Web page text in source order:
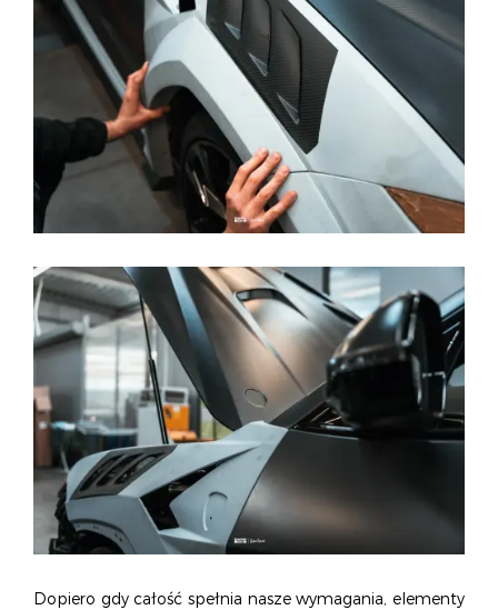
Dopiero gdy całość spełnia nasze wymagania, elementy